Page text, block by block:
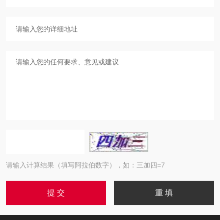
请输入计算结果（填写阿拉伯数字），如：三加四=7